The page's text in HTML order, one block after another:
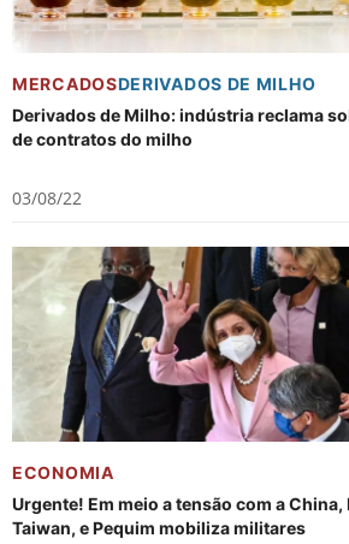
MERCADOSDERIVADOS DE MILHO
Derivados de Milho: indústria reclama
de contratos do milho
03/08/22
ECONOMIA
Urgente! Em meio a tensão com a China,
Taiwan, e Pequim mobiliza militares